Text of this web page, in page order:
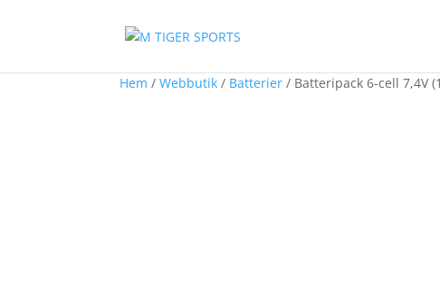
Hem / Webbutik / Batterier / Batteripack 6-cell 7,4V